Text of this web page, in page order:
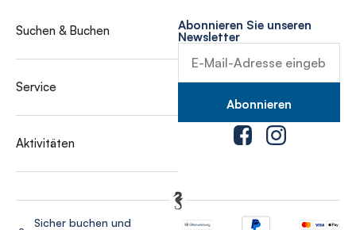
Suchen & Buchen
Service
Aktivitäten
Abonnieren Sie unseren
Newsletter
Sicher buchen und